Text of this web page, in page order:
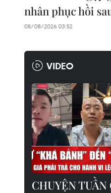
nhân phục hồi
08/08/2026 03:52
VIDEO
CHUYỆN TUẦN